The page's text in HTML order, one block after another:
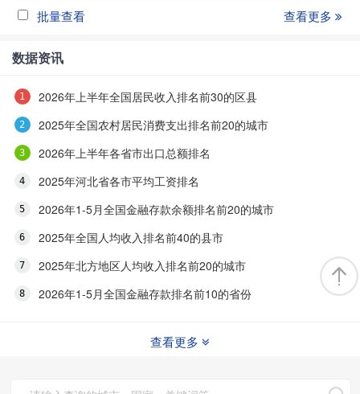
批量查看 查看更多
数据资讯
2026年上半年全国居民收入排名前30的区县
2025年全国农村居民消费支出排名前20的城市
2026年上半年各省市出口总额排名
2025年河北省各市平均工资排名
2026年1-5月全国金融存款余额排名前20的城市
2025年全国人均收入排名前40的县市
2025年北方地区人均收入排名前20的城市
2026年1-5月全国金融存款排名前10的省份
查看更多